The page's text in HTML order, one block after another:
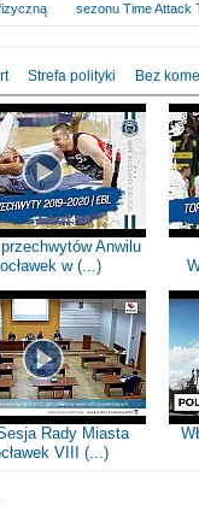
sezonu Time Attack
Strefa polityki Bez
Anwilu
w (...)
Rady Miasta
VIII (...)